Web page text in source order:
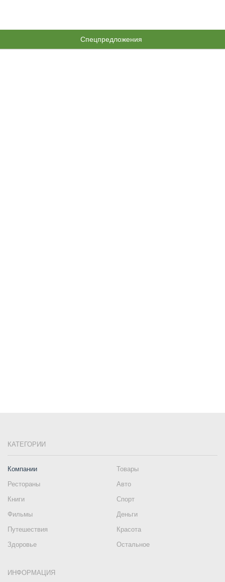
Спецпредложения
КАТЕГОРИИ
Компании
Товары
Рестораны
Авто
Книги
Спорт
Фильмы
Деньги
Путешествия
Красота
Здоровье
Остальное
ИНФОРМАЦИЯ